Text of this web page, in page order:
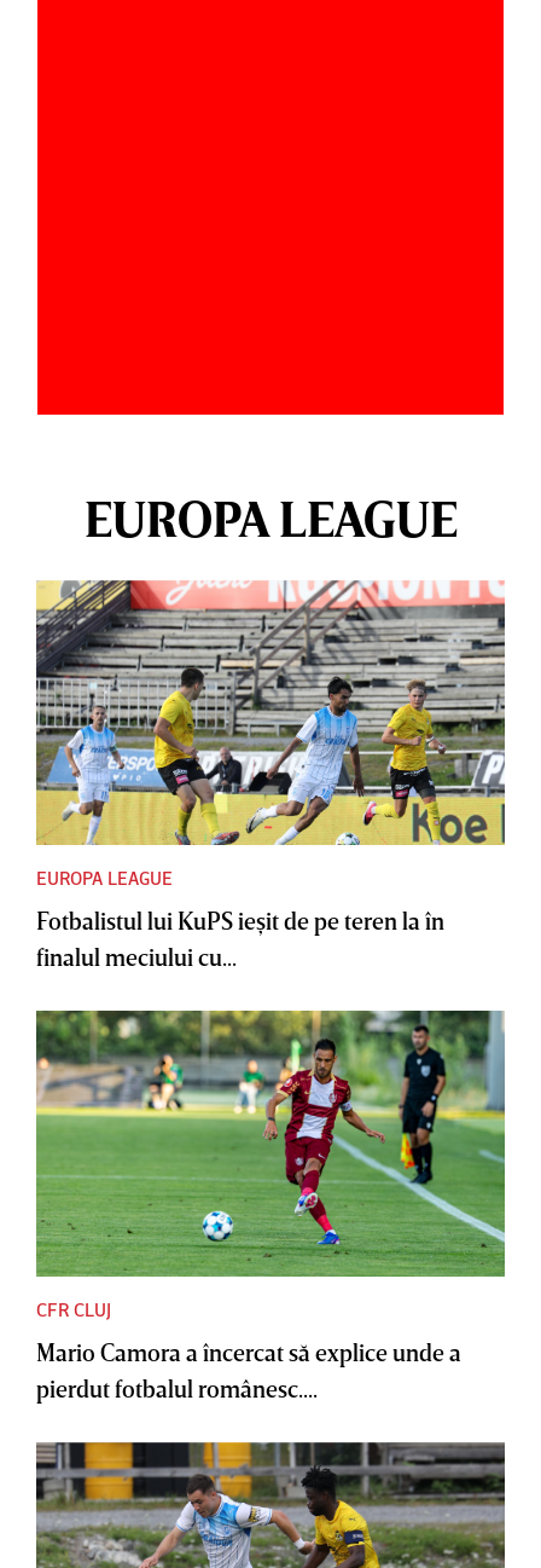
EUROPA LEAGUE
EUROPA LEAGUE
Fotbalistul lui KuPS ieşit de pe teren la în
finalul meciului cu...
CFR CLUJ
Mario Camora a încercat să explice unde a
pierdut fotbalul românesc....